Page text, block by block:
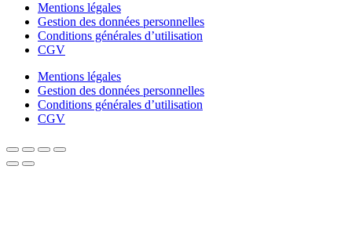
Mentions légales
Gestion des données personnelles
Conditions générales d’utilisation
CGV
Mentions légales
Gestion des données personnelles
Conditions générales d’utilisation
CGV